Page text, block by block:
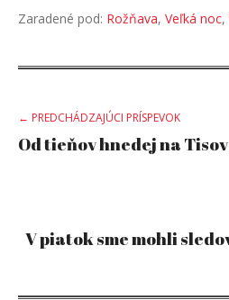
Zaradené pod: Rožňava, Veľká noc,
Post
← PREDCHÁDZAJÚCI PRÍSPEVOK
Od tieňov hnedej na
V piatok sme mohli